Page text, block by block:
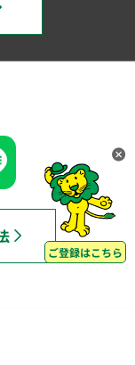
ご登録はこちら